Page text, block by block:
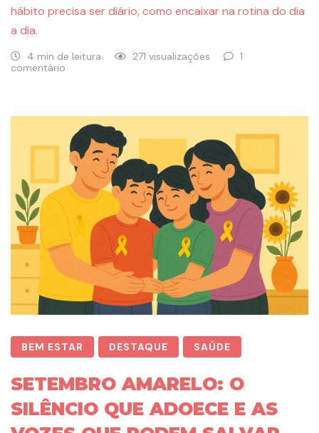
hábito precisa ser diário, como encaixar na rotina do dia
a dia.
4 min de leitura 271 visualizações
1
comentário
BEM ESTAR DESTAQUE SAÚDE
SETEMBRO AMARELO: O
SILÊNCIO QUE ADOECE E AS